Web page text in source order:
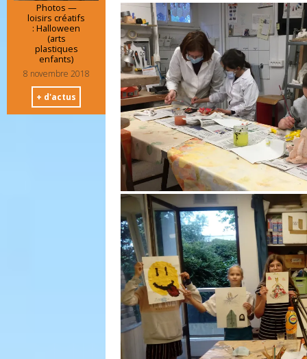
Photos —
loisirs créatifs
: Halloween
(arts
plastiques
enfants)
8 novembre 2018
+ d'actus